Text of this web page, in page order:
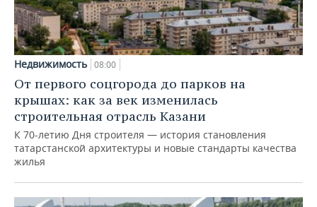
Недвижимость 08:00
От первого соцгорода до парков на
крышах: как за век изменилась
строительная отрасль Казани
К 70-летию Дня строителя — история становления
татарстанской архитектуры и новые стандарты качества
жилья